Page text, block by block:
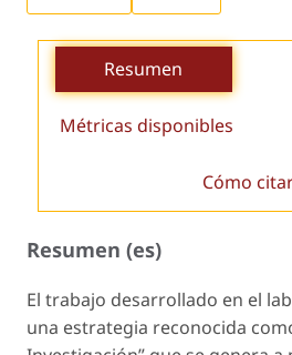
Resumen
Métricas disponibles
Cómo
Resumen (es)
El trabajo desarrollado en el
una estrategia reconocida